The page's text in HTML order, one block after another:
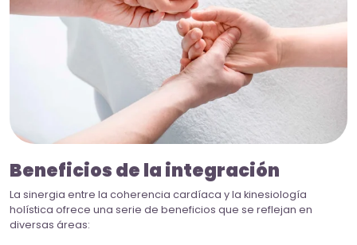
Beneficios de la integración
La sinergia entre la coherencia cardíaca y la kinesiología
holística ofrece una serie de beneficios que se reflejan en
diversas áreas: